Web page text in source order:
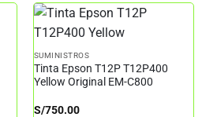
SUMINISTROS
Tinta Epson T12P T12P400
Yellow Original EM-C800
S/750.00